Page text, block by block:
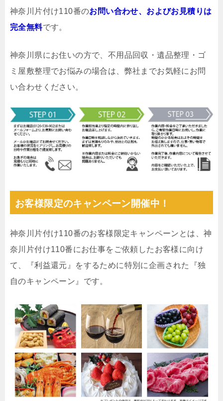
神奈川片付け110番のお問い合わせ、およびお見積りは
完全無料です。
神奈川県にお住いの方で、不用品回収・遺品整理・ゴ
ミ屋敷整理でお悩みの場合は、弊社までお気軽にお問
い合わせください。
お客様限定のキャンペーン開催中！
神奈川片付け110番のお客様限定キャンペーンとは、神
奈川片付け110番にお仕事をご依頼したお客様に向け
て、『利益還元』をするために特別に企画された『独
自のキャンペーン』です。